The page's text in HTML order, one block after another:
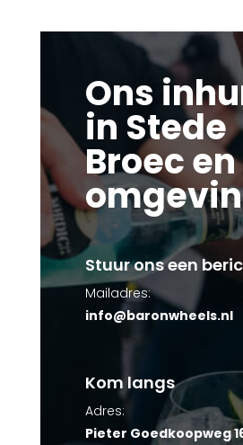
Ons
in Stede
Broec en
Stuur ons een
Mailadres:
info@baronwheels.nl
Kom langs
Adres:
Pieter Goedkoopweg